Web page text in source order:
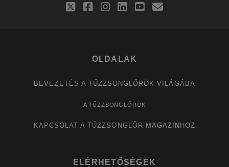
twitterfacebook
instagram
linkedin
youtube
email
OLDALAK
BEVEZETÉS A TŰZZSONGLŐRÖK VILÁGÁBA
A TŰZZSONGLŐRÖK
KAPCSOLAT A TŰZZSONGLŐR MAGAZINHOZ
ELÉRHETŐSÉGEK